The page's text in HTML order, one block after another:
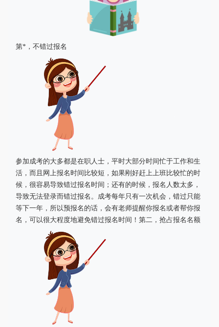
第*，不错过报名
参加成考的大多都是在职人士，平时大部分时间忙于工作和生
活，而且网上报名时间比较短，如果刚好赶上上班比较忙的时
候，很容易导致错过报名时间；还有的时候，报名人数太多，
导致无法登录而错过报名。成考每年只有一次机会，错过只能
等下一年，所以预报名的话，会有老师提醒你报名或者帮你报
名，可以很大程度地避免错过报名时间！第二，抢占报名名额